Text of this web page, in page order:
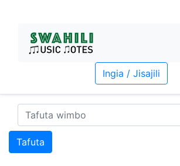
Ingia / Jisajili
Tafuta